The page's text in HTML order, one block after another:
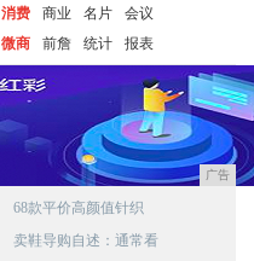
消费 商业 名片
会议
微商
前詹 统计 报表
广告
68款平价高颜值针织
卖鞋导购自述：通常看